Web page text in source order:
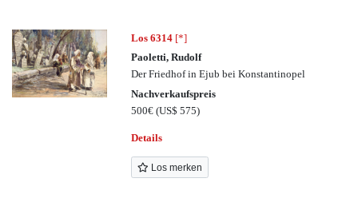
Los 6314 [*]
Paoletti, Rudolf
Der Friedhof in Ejub bei Konstantinopel
Nachverkaufspreis
500€(US$ 575)
Details
Los merken